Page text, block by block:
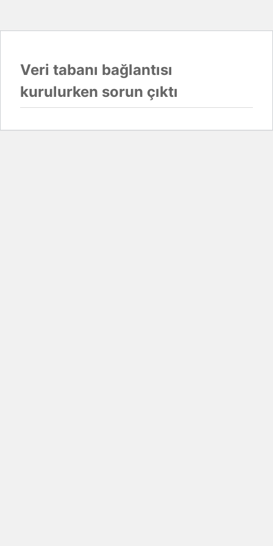
Veri tabanı bağlantısı
kurulurken sorun çıktı